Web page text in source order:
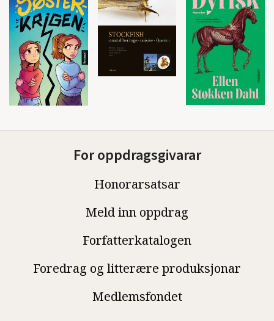
For oppdragsgivarar
Honorarsatsar
Meld inn oppdrag
Forfatterkatalogen
Foredrag og litterære produksjonar
Medlemsfondet